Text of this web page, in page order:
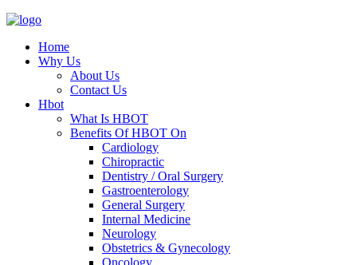
Home
Why Us
About Us
Contact Us
Hbot
What Is HBOT
Benefits Of HBOT On
Cardiology
Chiropractic
Dentistry / Oral Surgery
Gastroenterology
General Surgery
Internal Medicine
Neurology
Obstetrics & Gynecology
Oncology